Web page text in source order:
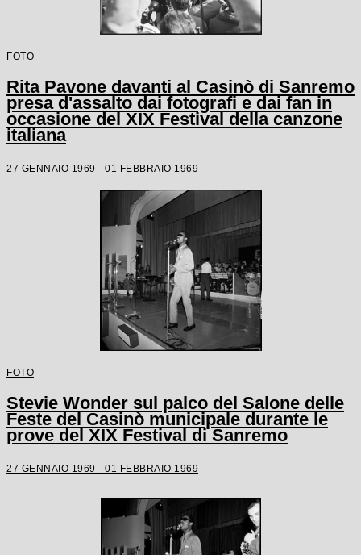
FOTO
Rita Pavone davanti al Casinò di Sanremo
presa d'assalto dai fotografi e dai fan in
occasione del XIX Festival della canzone
italiana
27 GENNAIO 1969 - 01 FEBBRAIO 1969
FOTO
Stevie Wonder sul palco del Salone delle
Feste del Casinò municipale durante le
prove del XIX Festival di Sanremo
27 GENNAIO 1969 - 01 FEBBRAIO 1969